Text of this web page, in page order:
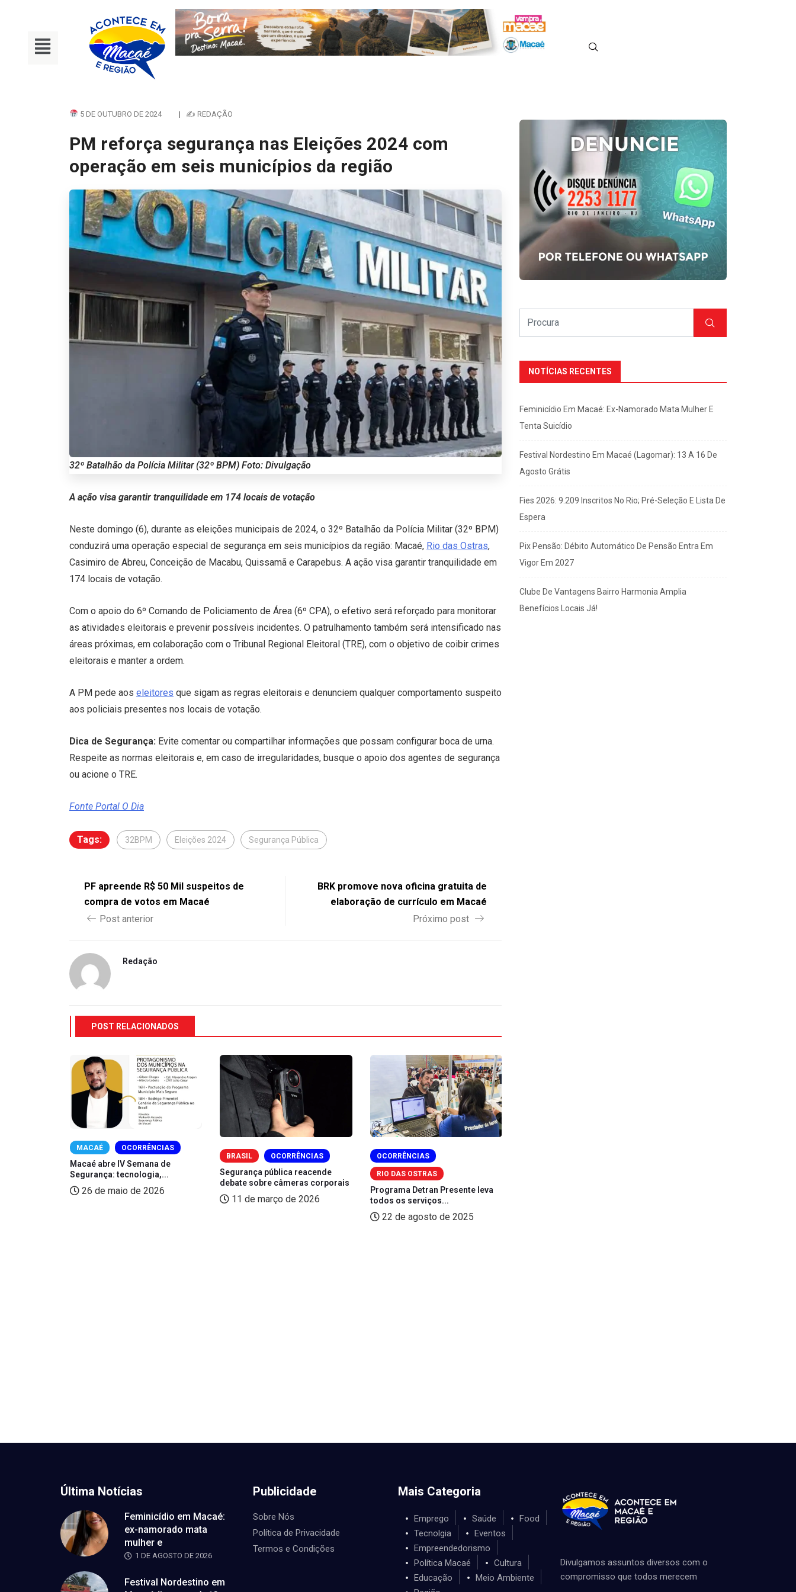
5 DE OUTUBRO DE 2024 | ✍ REDAÇÃO
PM reforça segurança nas Eleições 2024 com
operação em seis municípios da região
32º Batalhão da Polícia Militar (32º BPM) Foto: Divulgação
A ação visa garantir tranquilidade em 174 locais de votação
Neste domingo (6), durante as eleições municipais de 2024, o 32º Batalhão da Polícia Militar (32º BPM)
conduzirá uma operação especial de segurança em seis municípios da região: Macaé, Rio das Ostras,
Casimiro de Abreu, Conceição de Macabu, Quissamã e Carapebus. A ação visa garantir tranquilidade em
174 locais de votação.
Com o apoio do 6º Comando de Policiamento de Área (6º CPA), o efetivo será reforçado para monitorar
as atividades eleitorais e prevenir possíveis incidentes. O patrulhamento também será intensificado nas
áreas próximas, em colaboração com o Tribunal Regional Eleitoral (TRE), com o objetivo de coibir crimes
eleitorais e manter a ordem.
A PM pede aos eleitores que sigam as regras eleitorais e denunciem qualquer comportamento suspeito
aos policiais presentes nos locais de votação.
Dica de Segurança: Evite comentar ou compartilhar informações que possam configurar boca de urna.
Respeite as normas eleitorais e, em caso de irregularidades, busque o apoio dos agentes de segurança
ou acione o TRE.
Fonte Portal O Dia
Tags: 32BPM Eleições 2024 Segurança Pública
PF apreende R$ 50 Mil suspeitos de
compra de votos em Macaé
Post anterior
BRK promove nova oficina gratuita de
elaboração de currículo em Macaé
Próximo post
Redação
POST RELACIONADOS
MACAÉ OCORRÊNCIAS
Macaé abre IV Semana de
Segurança: tecnologia,...
26 de maio de 2026
BRASIL OCORRÊNCIAS
Segurança pública reacende
debate sobre câmeras corporais
11 de março de 2026
OCORRÊNCIAS
RIO DAS OSTRAS
Programa Detran Presente leva
todos os serviços...
22 de agosto de 2025
NOTÍCIAS RECENTES
Feminicídio Em Macaé: Ex-Namorado Mata Mulher E
Tenta Suicídio
Festival Nordestino Em Macaé (Lagomar): 13 A 16 De
Agosto Grátis
Fies 2026: 9.209 Inscritos No Rio; Pré-Seleção E Lista De
Espera
Pix Pensão: Débito Automático De Pensão Entra Em
Vigor Em 2027
Clube De Vantagens Bairro Harmonia Amplia
Benefícios Locais Já!
Última Notícias
Feminicídio em Macaé:
ex-namorado mata
mulher e
1 DE AGOSTO DE 2026
Festival Nordestino em
Publicidade
Sobre Nós
Política de Privacidade
Termos e Condições
Mais Categoria
Emprego Saúde
Food
Tecnolgia
Eventos
Empreendedorismo
Política Macaé
Cultura
Educação
Meio Ambiente
Divulgamos assuntos diversos com o
compromisso que todos merecem